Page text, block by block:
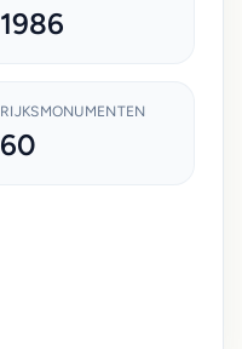
1986
RIJKSMONUMENTEN
60